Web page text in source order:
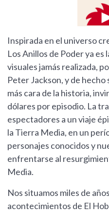
Inspirada en el universo
Los Anillos de Poder ya es
visuales jamás realizada,
Peter Jackson, y de
más cara de la historia,
dólares por episodio. La
espectadores a un viaje
la Tierra Media, en un
personajes conocidos y
enfrentarse al
Media.
Nos situamos miles de
acontecimientos de El